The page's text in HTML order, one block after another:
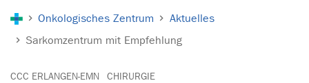
Onkologisches Zentrum
Aktuelles
Sarkomzentrum mit Empfehlung
CCC ERLANGEN-EMN CHIRURGIE